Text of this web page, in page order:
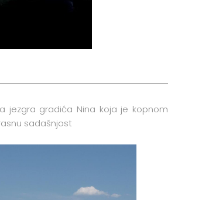
jezgra gradića Nina koja je kopnom
sadašnjost